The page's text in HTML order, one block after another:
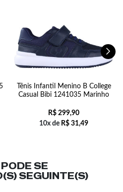
Tênis Infantil Menino B College
Casual Bibi 1241035 Marinho
R$ 299,90
10x de R$ 31,49
SE
SEGUINTE(S)